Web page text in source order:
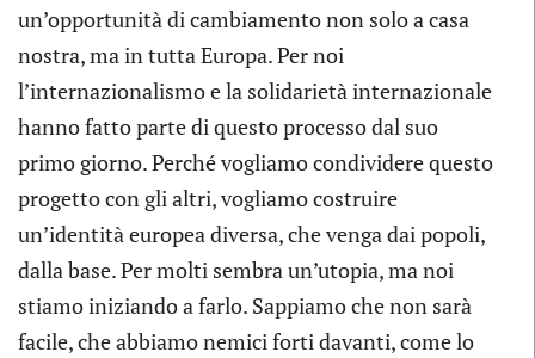
un’opportunità di cambiamento non solo a casa
nostra, ma in tutta Europa. Per noi
l’internazionalismo e la solidarietà internazionale
hanno fatto parte di questo processo dal suo
primo giorno. Perché vogliamo condividere questo
progetto con gli altri, vogliamo costruire
un’identità europea diversa, che venga dai popoli,
dalla base. Per molti sembra un’utopia, ma noi
stiamo iniziando a farlo. Sappiamo che non sarà
facile, che abbiamo nemici forti davanti, come lo